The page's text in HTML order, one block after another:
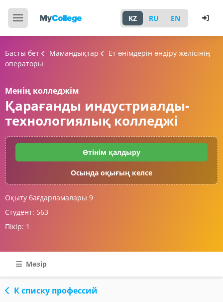
KZ RU EN
Басты бет Мамандықтар
Ет өнімдерін өндіру желісінің
операторы
Менің колледжім
Қарағанды индустриалды-
технологиялық колледжі
Өтінім қалдыру
Осында оқығың келсе
Оқыту бағдарламалары 9
Студент: 563
Пікір: 1
Мәзір
К списку профессий